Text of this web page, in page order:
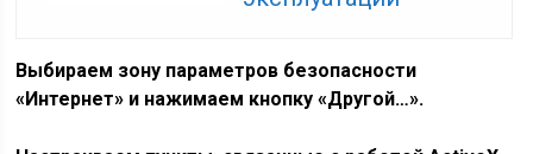
Выбираем зону параметров безопасности
«Интернет» и нажимаем кнопку «Другой…».